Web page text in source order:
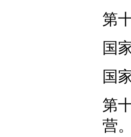
第
国
国
第
营。